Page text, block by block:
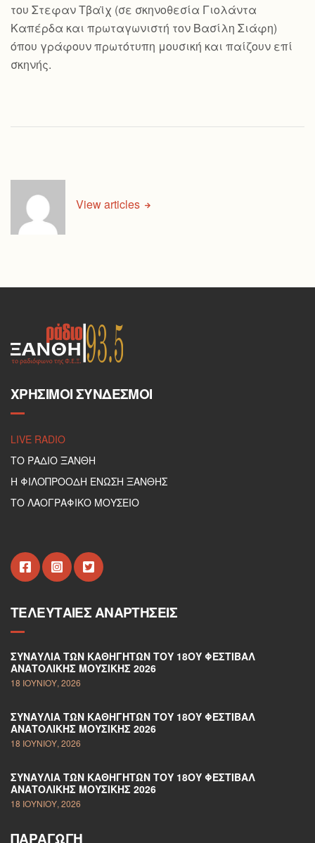
του Στεφαν Τβαϊχ (σε σκηνοθεσία Γιολάντα
Καπέρδα και πρωταγωνιστή τον Βασίλη Σιάφη)
όπου γράφουν πρωτότυπη μουσική και παίζουν επί
σκηνής.
View articles
ΧΡΉΣΙΜΟΙ ΣΎΝΔΕΣΜΟΙ
LIVE RADIO
ΤΟ ΡΑΔΙΟ ΞΑΝΘΗ
Η ΦΙΛΟΠΡΟΟΔΗ ΕΝΩΣΗ ΞΑΝΘΗΣ
ΤΟ ΛΑΟΓΡΑΦΙΚΟ ΜΟΥΣΕΙΟ
ΤΕΛΕΥΤΑΊΕΣ ΑΝΑΡΤΉΣΕΙΣ
ΣΥΝΑΥΛΊΑ ΤΩΝ ΚΑΘΗΓΗΤΏΝ ΤΟΥ 18ΟΥ ΦΕΣΤΙΒΆΛ
ΑΝΑΤΟΛΙΚΉΣ ΜΟΥΣΙΚΉΣ 2026
18 ΙΟΥΝΊΟΥ, 2026
ΣΥΝΑΥΛΊΑ ΤΩΝ ΚΑΘΗΓΗΤΏΝ ΤΟΥ 18ΟΥ ΦΕΣΤΙΒΆΛ
ΑΝΑΤΟΛΙΚΉΣ ΜΟΥΣΙΚΉΣ 2026
18 ΙΟΥΝΊΟΥ, 2026
ΣΥΝΑΥΛΊΑ ΤΩΝ ΚΑΘΗΓΗΤΏΝ ΤΟΥ 18ΟΥ ΦΕΣΤΙΒΆΛ
ΑΝΑΤΟΛΙΚΉΣ ΜΟΥΣΙΚΉΣ 2026
18 ΙΟΥΝΊΟΥ, 2026
ΠΑΡΑΓΩΓΉ